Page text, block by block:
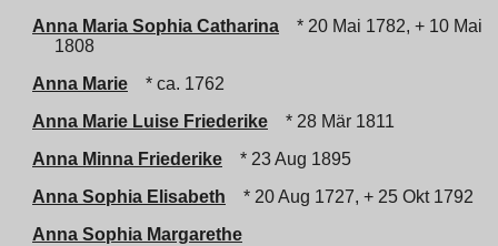
Anna Maria Sophia Catharina
* 20 Mai 1782, + 10 Mai
1808
Anna Marie
* ca. 1762
Anna Marie Luise Friederike
* 28 Mär 1811
Anna Minna Friederike
* 23 Aug 1895
Anna Sophia Elisabeth
* 20 Aug 1727, + 25 Okt 1792
Anna Sophia Margarethe